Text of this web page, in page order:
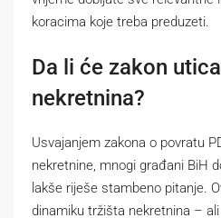
koracima koje treba preduzeti.
Da li će zakon
nekretnina?
Usvajanjem zakona o povratu
nekretnine, mnogi građani BiH
lakše riješe stambeno pitanje.
dinamiku tržišta nekretnina –